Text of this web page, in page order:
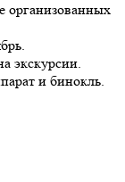
организованных
экскурсии.
и бинокль.